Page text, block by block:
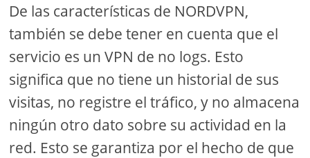
De las características de NORDVPN,
también se debe tener en cuenta que el
servicio es un VPN de no logs. Esto
significa que no tiene un historial de sus
visitas, no registre el tráfico, y no almacena
ningún otro dato sobre su actividad en la
red. Esto se garantiza por el hecho de que